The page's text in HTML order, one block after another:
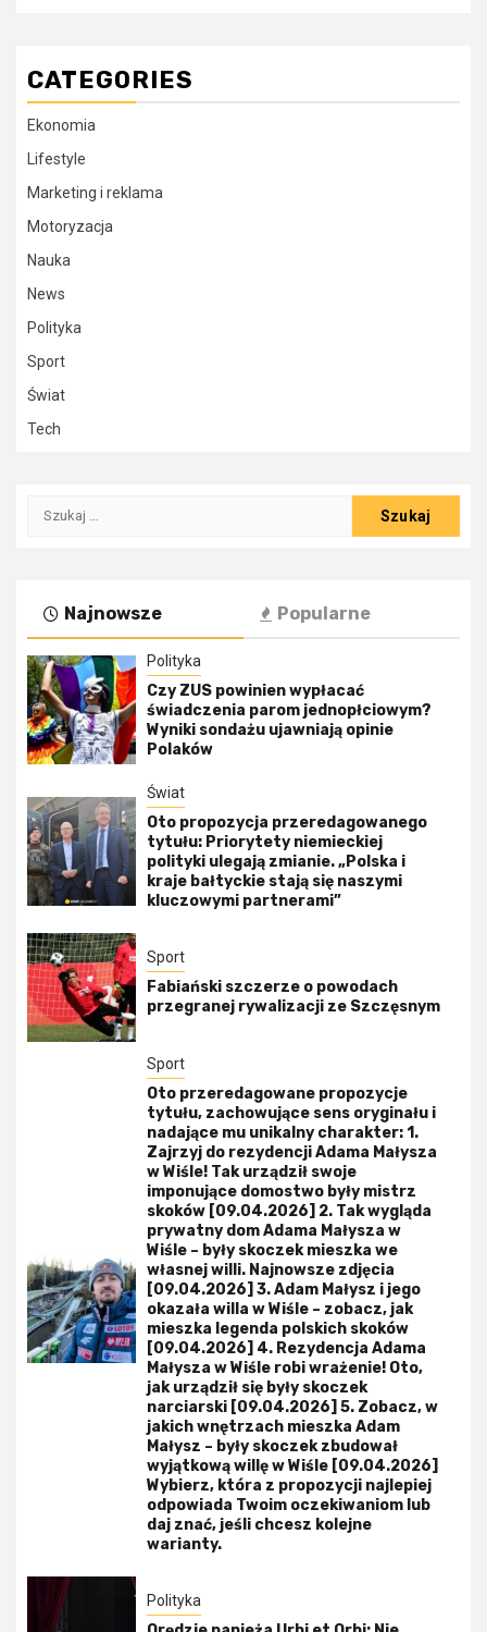
CATEGORIES
Ekonomia
Lifestyle
Marketing i reklama
Motoryzacja
Nauka
News
Polityka
Sport
Świat
Tech
Szukaj:
Najnowsze Popularne
Polityka
Czy ZUS powinien wypłacać
świadczenia parom jednopłciowym?
Wyniki sondażu ujawniają opinie
Polaków
Świat
Oto propozycja przeredagowanego
tytułu: Priorytety niemieckiej
polityki ulegają zmianie. „Polska i
kraje bałtyckie stają się naszymi
kluczowymi partnerami”
Sport
Fabiański szczerze o powodach
przegranej rywalizacji ze Szczęsnym
Sport
Oto przeredagowane propozycje
tytułu, zachowujące sens oryginału i
nadające mu unikalny charakter: 1.
Zajrzyj do rezydencji Adama Małysza
w Wiśle! Tak urządził swoje
imponujące domostwo były mistrz
skoków [09.04.2026] 2. Tak wygląda
prywatny dom Adama Małysza w
Wiśle – były skoczek mieszka we
własnej willi. Najnowsze zdjęcia
[09.04.2026] 3. Adam Małysz i jego
okazała willa w Wiśle – zobacz, jak
mieszka legenda polskich skoków
[09.04.2026] 4. Rezydencja Adama
Małysza w Wiśle robi wrażenie! Oto,
jak urządził się były skoczek
narciarski [09.04.2026] 5. Zobacz, w
jakich wnętrzach mieszka Adam
Małysz – były skoczek zbudował
wyjątkową willę w Wiśle [09.04.2026]
Wybierz, która z propozycji najlepiej
odpowiada Twoim oczekiwaniom lub
daj znać, jeśli chcesz kolejne
warianty.
Polityka